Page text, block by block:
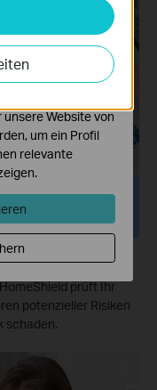
sorgen Sie für
prüft Ihr
potenzieller Risiken
schaden.
Ihre Aktivitäten
die
und
Website von
um ein Profil
relevante